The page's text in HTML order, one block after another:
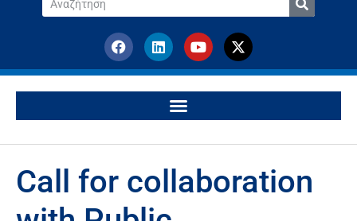
Call for collaboration